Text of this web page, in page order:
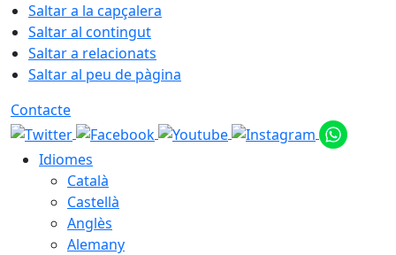
Saltar a la capçalera
Saltar al contingut
Saltar a relacionats
Saltar al peu de pàgina
Contacte
Idiomes
Català
Castellà
Anglès
Alemany